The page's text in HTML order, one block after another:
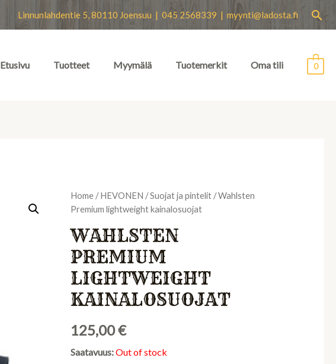
Linnunlahdentie 5, 80110 Joensuu | 045 2568339 | myynti@ladosta.fi Hae
Etusivu Tuotteet Myymälä Tuotemerkit Oma tili 0
Home/HEVONEN /Suojat ja pintelit/ Wahlsten
Premium lightweight kainalosuojat
WAHLSTEN
PREMIUM
LIGHTWEIGHT
KAINALOSUOJAT
125,00€
Saatavuus:Out of stock